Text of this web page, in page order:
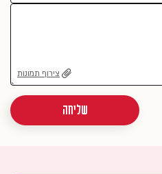
צירוף תמונות
שליחה